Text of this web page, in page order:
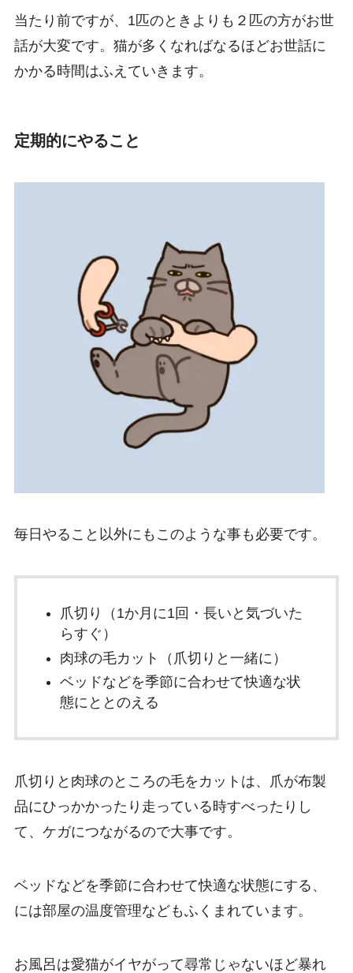
当たり前ですが、1匹のときよりも２匹の方がお世
話が大変です。猫が多くなればなるほどお世話に
かかる時間はふえていきます。
定期的にやること
毎日やること以外にもこのような事も必要です。
爪切り（1か月に1回・長いと気づいた
らすぐ）
肉球の毛カット（爪切りと一緒に）
ベッドなどを季節に合わせて快適な状
態にととのえる
爪切りと肉球のところの毛をカットは、爪が布製
品にひっかかったり走っている時すべったりし
て、ケガにつながるので大事です。
ベッドなどを季節に合わせて快適な状態にする、
には部屋の温度管理などもふくまれています。
お風呂は愛猫がイヤがって尋常じゃないほど暴れ